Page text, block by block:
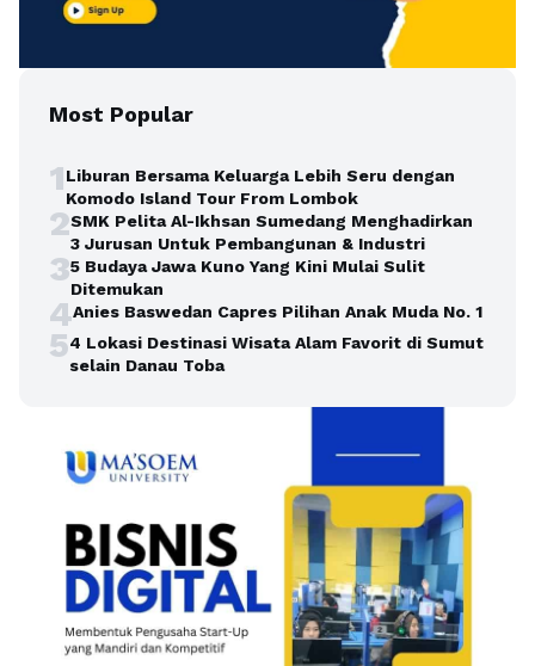
Most Popular
1Liburan Bersama Keluarga Lebih Seru dengan
Komodo Island Tour From Lombok
2SMK Pelita Al-Ikhsan Sumedang Menghadirkan
3 Jurusan Untuk Pembangunan & Industri
35 Budaya Jawa Kuno Yang Kini Mulai Sulit
Ditemukan
4Anies Baswedan Capres Pilihan Anak Muda No. 1
54 Lokasi Destinasi Wisata Alam Favorit di Sumut
selain Danau Toba